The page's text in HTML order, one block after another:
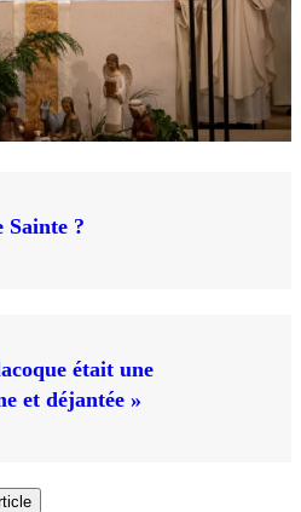
Sainte ?
était une
et déjantée »